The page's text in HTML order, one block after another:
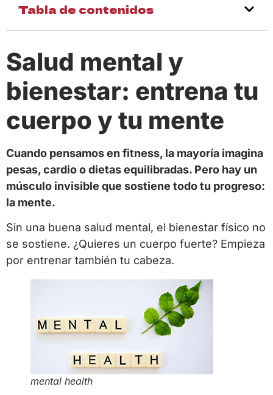
Tabla de contenidos
Salud mental y
bienestar: entrena tu
cuerpo y tu mente
Cuando pensamos en fitness, la mayoría imagina
pesas, cardio o dietas equilibradas. Pero hay un
músculo invisible que sostiene todo tu progreso:
la mente.
Sin una buena salud mental, el bienestar físico no
se sostiene. ¿Quieres un cuerpo fuerte? Empieza
por entrenar también tu cabeza.
mental health